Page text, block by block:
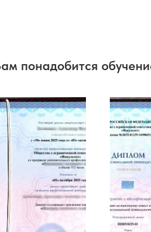
понадобится